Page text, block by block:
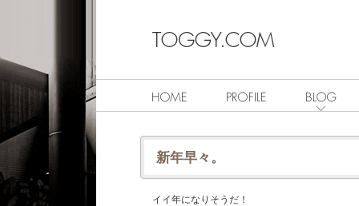
新年早々。
イイ年になりそうだ！